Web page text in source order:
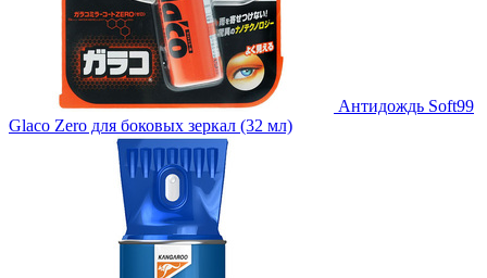
Антидождь Soft99
Glaco Zero для боковых зеркал (32 мл)